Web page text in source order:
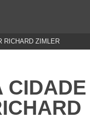
RICHARD ZIMLER
CIDADE